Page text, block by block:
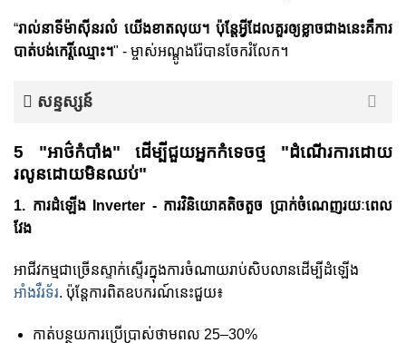
“រាល់នាទីម៉ាស៊ីនរលំ យើងខាតលុយ។ ប៉ុន្តែ​អ្វី​ដែល​គួរ​ឲ្យ​ខ្លាច​ជាង​នេះ​គឺ​ការ​
បាត់​បង់​កេរ្តិ៍​ឈ្មោះ។" - ម្ចាស់អណ្តូងរ៉ែបានចែករំលែក។
សន្ទស្សន៍
5 "អាថ៌កំបាំង" ដើម្បីជួយអ្នកកំទេចថ្ម "ដំណើរការដោយ
រលូនដោយមិនឈប់"
1. ការដំឡើង Inverter - ការវិនិយោគតិចតួច ប្រាក់ចំណេញរយៈពេល
វែង
អាជីវកម្មជាច្រើនស្ទាក់ស្ទើរក្នុងការចំណាយរាប់សិបលានដើម្បីដំឡើង
អាំងវឺរទ័រ. ប៉ុន្តែការពិតឧបករណ៍នេះជួយ៖
កាត់បន្ថយការប្រើប្រាស់ថាមពល 25–30%